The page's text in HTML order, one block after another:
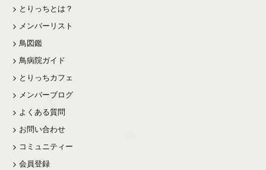
とりっちとは？
メンバーリスト
鳥図鑑
鳥病院ガイド
とりっちカフェ
メンバーブログ
よくある質問
お問い合わせ
コミュニティー
会員登録